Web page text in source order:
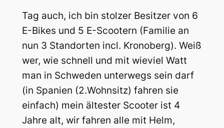
Tag auch, ich bin stolzer Besitzer von 6
E-Bikes und 5 E-Scootern (Familie an
nun 3 Standorten incl. Kronoberg). Weiß
wer, wie schnell und mit wieviel Watt
man in Schweden unterwegs sein darf
(in Spanien (2.Wohnsitz) fahren sie
einfach) mein ältester Scooter ist 4
Jahre alt, wir fahren alle mit Helm,